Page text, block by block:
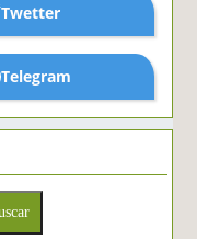
Twetter
Telegram